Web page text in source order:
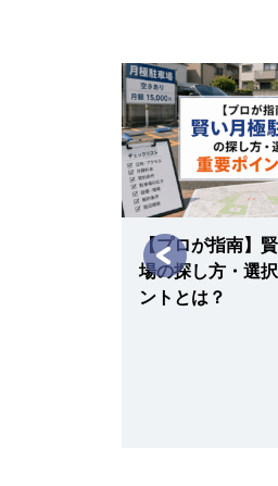
町
天
阿倍野松崎
月極賃料 ：
大阪
入出庫可能時間
設備
パズル
車両制限
7
【プロが指南】
場の探し方・選
ントとは？